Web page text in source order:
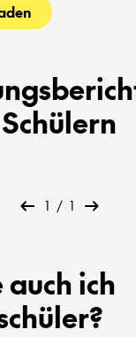
Schülern
1 / 1
ich